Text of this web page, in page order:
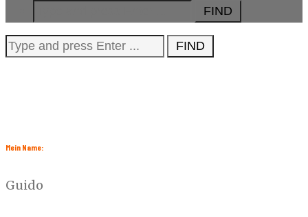
for:
Search
for:
Mein Name:
Guido